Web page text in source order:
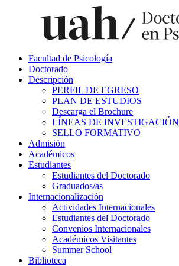
Facultad de Psicología
Doctorado
Descripción
PERFIL DE EGRESO
PLAN DE ESTUDIOS
Descarga el Brochure
LÍNEAS DE INVESTIGACIÓN
SELLO FORMATIVO
Admisión
Académicos
Estudiantes
Estudiantes del Doctorado
Graduados/as
Internacionalización
Actividades Internacionales
Estudiantes del Doctorado
Convenios Internacionales
Académicos Visitantes
Summer School
Biblioteca